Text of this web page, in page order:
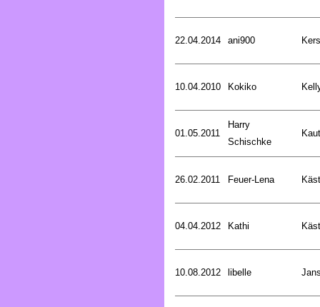
22.04.2014 ani900
10.04.2010 Kokiko
01.05.2011
Harry
Schischke
26.02.2011 Feuer-Lena
04.04.2012 Kathi
10.08.2012 libelle